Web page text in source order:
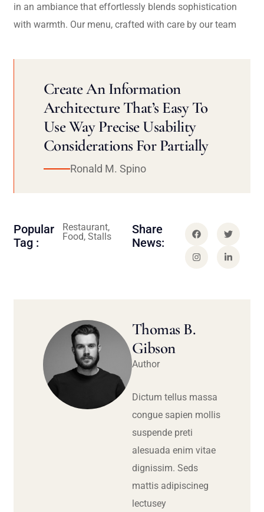
in an ambiance that effortlessly blends sophistication
with warmth. Our menu, crafted with care by our team
Create An Information
Architecture That’s Easy To
Use Way Precise Usability
Considerations For Partially
Ronald M. Spino
Popular
Tag :
Restaurant,
Food, Stalls
Share
News:
Thomas B.
Gibson
Author
Dictum tellus massa
congue sapien mollis
suspende preti
alesuada enim vitae
dignissim. Seds
mattis adipiscineg
lectusey